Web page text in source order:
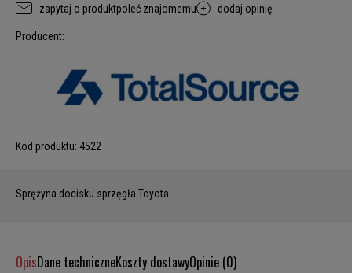
zapytaj o produktpoleć znajomemu dodaj opinię
Producent:
Kod produktu: 4522
Sprężyna docisku sprzęgła Toyota
OpisDane techniczneKoszty dostawyOpinie (0)